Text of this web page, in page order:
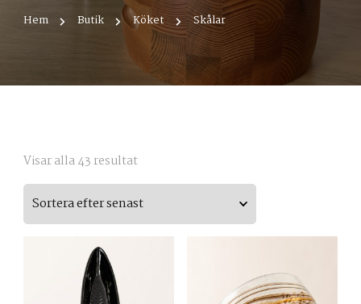
Hem Butik Köket Skålar
Visar alla 43 resultatSortera
efter
senaste